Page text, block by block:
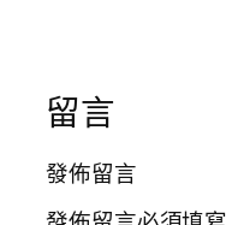
留言
發佈留言